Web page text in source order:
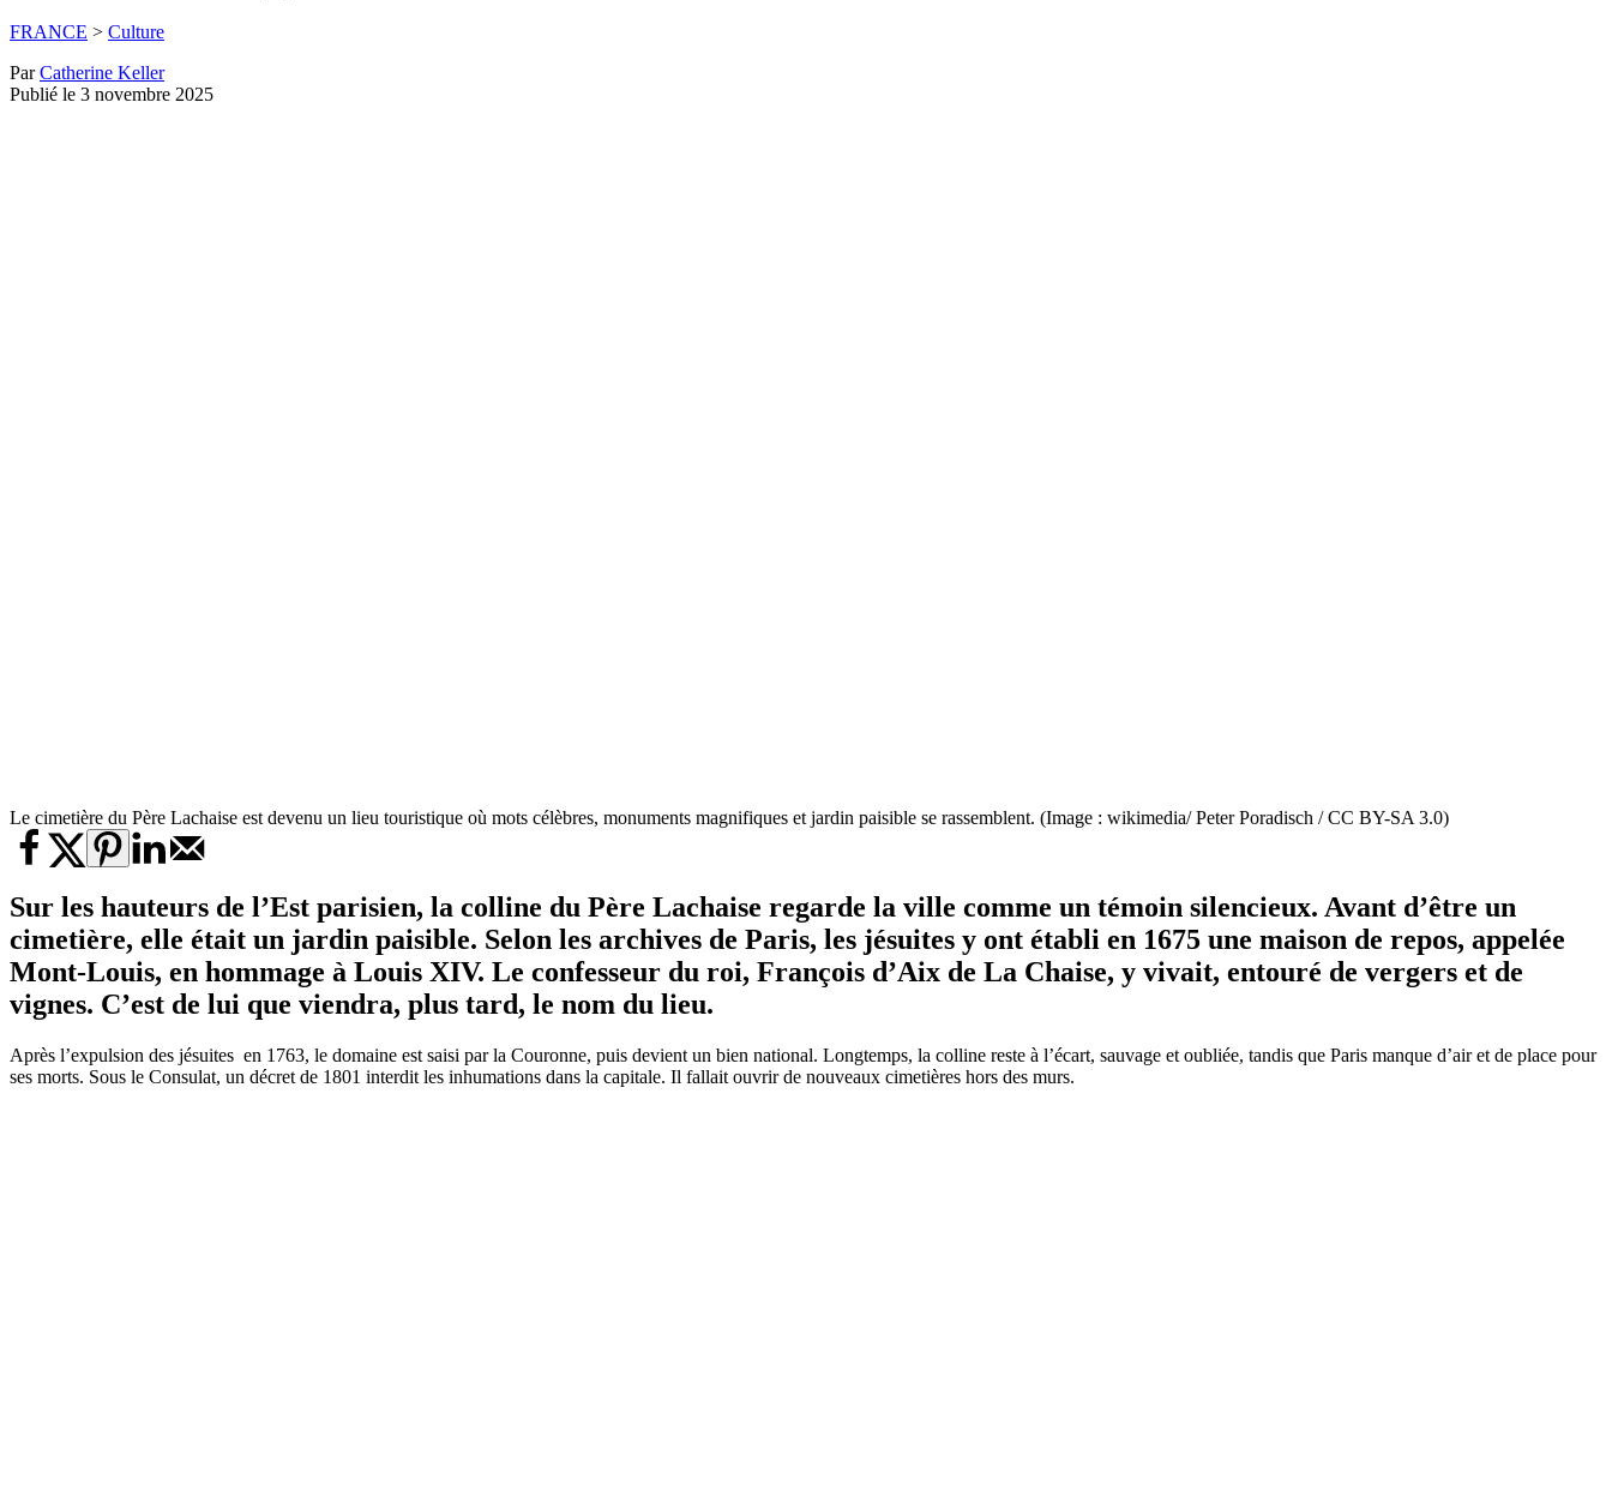
FRANCE > Culture
ParCatherine Keller
Publié le 3 novembre 2025
Le cimetière du Père Lachaise est devenu un lieu touristique où mots célèbres, monuments magnifiques et jardin paisible se rassemblent. (Image : wikimedia/ Peter Poradisch / CC BY-SA 3.0)
Sur les hauteurs de l’Est parisien, la colline du Père Lachaise regarde la ville comme un témoin silencieux. Avant d’être un
cimetière, elle était un jardin paisible. Selon les archives de Paris, les jésuites y ont établi en 1675 une maison de repos, appelée
Mont-Louis, en hommage à Louis XIV. Le confesseur du roi, François d’Aix de La Chaise, y vivait, entouré de vergers et de
vignes. C’est de lui que viendra, plus tard, le nom du lieu.
Après l’expulsion des jésuites en 1763, le domaine est saisi par la Couronne, puis devient un bien national. Longtemps, la colline reste à l’écart, sauvage et oubliée, tandis que Paris manque d’air et de place pour
ses morts. Sous le Consulat, un décret de 1801 interdit les inhumations dans la capitale. Il fallait ouvrir de nouveaux cimetières hors des murs.